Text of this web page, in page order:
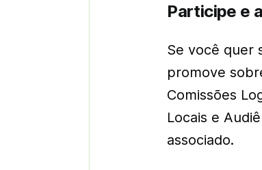
Participe e
Se você quer
promove
Comissões
Locais e
associado.